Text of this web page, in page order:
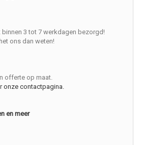
3 tot 7 werkdagen bezorgd!
ons dan weten!
offerte op maat.
onze contactpagina.
en meer